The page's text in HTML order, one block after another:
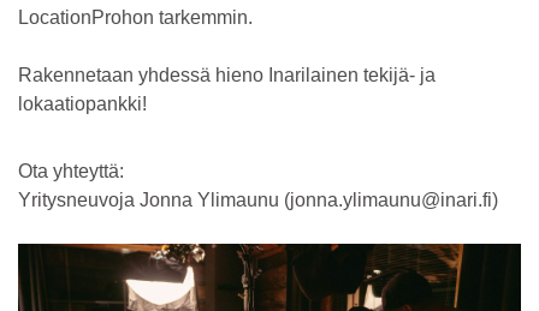
LocationProhon tarkemmin.
Rakennetaan yhdessä hieno Inarilainen tekijä- ja
lokaatiopankki!
Ota yhteyttä:
Yritysneuvoja Jonna Ylimaunu (jonna.ylimaunu@inari.fi)